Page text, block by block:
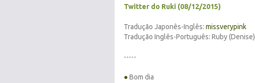
Twitter do Ruki (08/12/2015)
Tradução Japonês-Inglês: missverypink
Tradução Inglês-Português: Ruby (Denise)
-----
●Bom dia